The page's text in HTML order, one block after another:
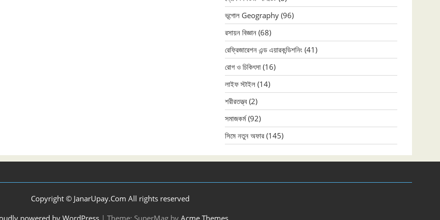
ভূগোল Geography (96)
রসায়ন বিজ্ঞান (68)
রেফ্রিজারেশন এন্ড এয়ারকন্ডিশনিং (41)
রোগ ও চিকিৎসা (16)
লাইফ স্টাইল (14)
শরীরতত্ত্ব (2)
সমাজকর্ম(92)
সিমে নতুন ‍অফার (145)
Copyright © JanarUpay.Com All rights reserved
powered by WordPress | Theme: SuperMag by Acme Themes